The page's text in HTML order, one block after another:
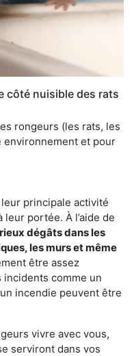
côté nuisible des rats
rongeurs (les rats, les
environnement et pour
principale activité
portée. À l’aide de
dégâts dans les
les murs et même
être assez
incidents comme un
incendie peuvent être
vivre avec vous,
serviront dans vos